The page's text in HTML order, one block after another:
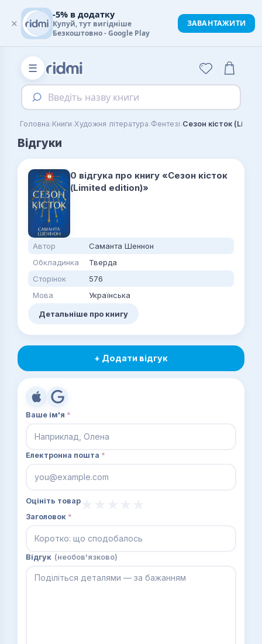
☰
Введіть назву книги
Головна›Книги›Художня література›Фентезі›Сезон кісток
Відгуки
0 відгука про книгу «Сезон кісток
(Limited edition)»
Автор
Саманта Шеннон
Обкладинка
Тверда
Сторінок
576
Мова
Українська
Детальніше про книгу
+ Додати відгук
Ваше ім'я *
Електронна пошта *
Оцініть товар
Заголовок *
Відгук (необов'язково)
×
-5% в додатку
Купуй, тут вигідніше
Безкоштовно - Google Play
ЗАВАНТАЖИТИ